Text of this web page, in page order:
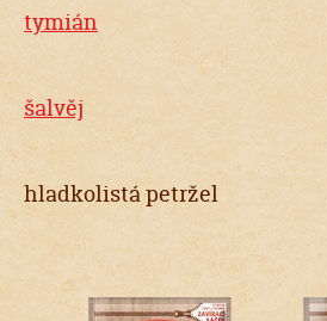
tymián
šalvěj
hladkolistá petržel